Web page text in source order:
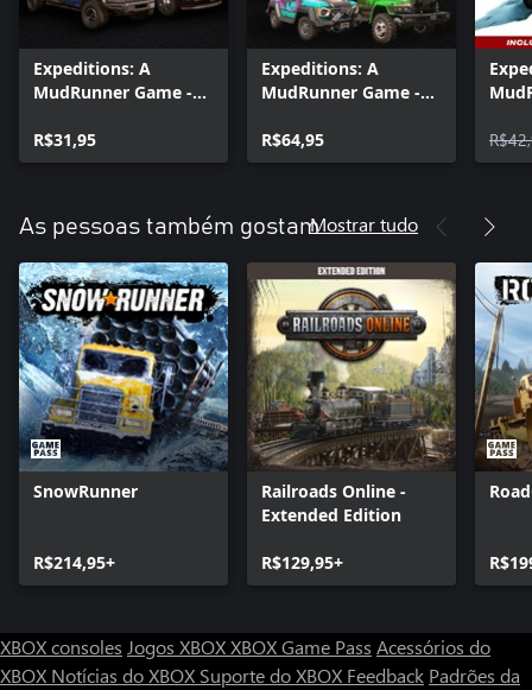
Expeditions: A
MudRunner Game -
R$31,95
Expeditions: A
MudRunner Game -
R$64,95
As pessoas também gostamMostrar tudo
SnowRunner
R$214,95+
Railroads Online -
Extended Edition
R$129,95+
XBOX consoles Jogos XBOXXBOX Game Pass Acessórios do
XBOX Notícias do XBOX Suporte do XBOX Feedback Padrões da